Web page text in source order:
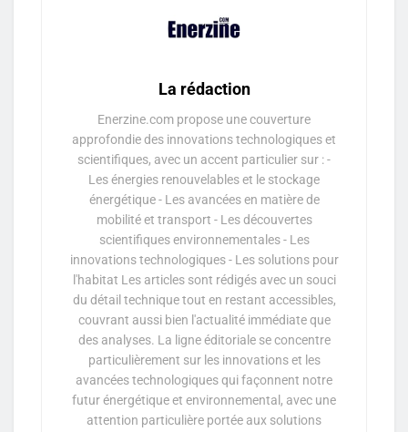
La rédaction
Enerzine.com propose une couverture
approfondie des innovations technologiques et
scientifiques, avec un accent particulier sur : -
Les énergies renouvelables et le stockage
énergétique - Les avancées en matière de
mobilité et transport - Les découvertes
scientifiques environnementales - Les
innovations technologiques - Les solutions pour
l'habitat Les articles sont rédigés avec un souci
du détail technique tout en restant accessibles,
couvrant aussi bien l'actualité immédiate que
des analyses. La ligne éditoriale se concentre
particulièrement sur les innovations et les
avancées technologiques qui façonnent notre
futur énergétique et environnemental, avec une
attention particulière portée aux solutions